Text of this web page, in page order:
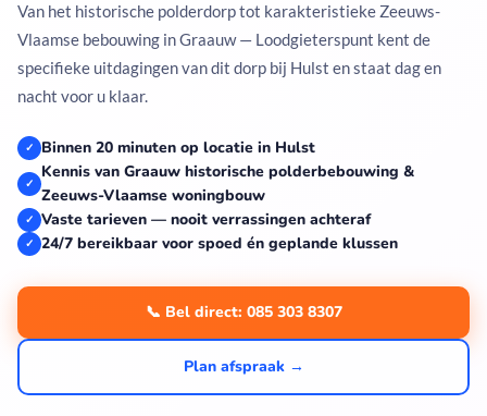
Van het historische polderdorp tot karakteristieke Zeeuws-
Vlaamse bebouwing in Graauw — Loodgieterspunt kent de
specifieke uitdagingen van dit dorp bij Hulst en staat dag en
nacht voor u klaar.
✓ Binnen 20 minuten op locatie in Hulst
✓
Kennis van Graauw historische polderbebouwing &
Zeeuws-Vlaamse woningbouw
✓ Vaste tarieven — nooit verrassingen achteraf
✓ 24/7 bereikbaar voor spoed én geplande klussen
📞 Bel direct: 085 303 8307
Plan afspraak →